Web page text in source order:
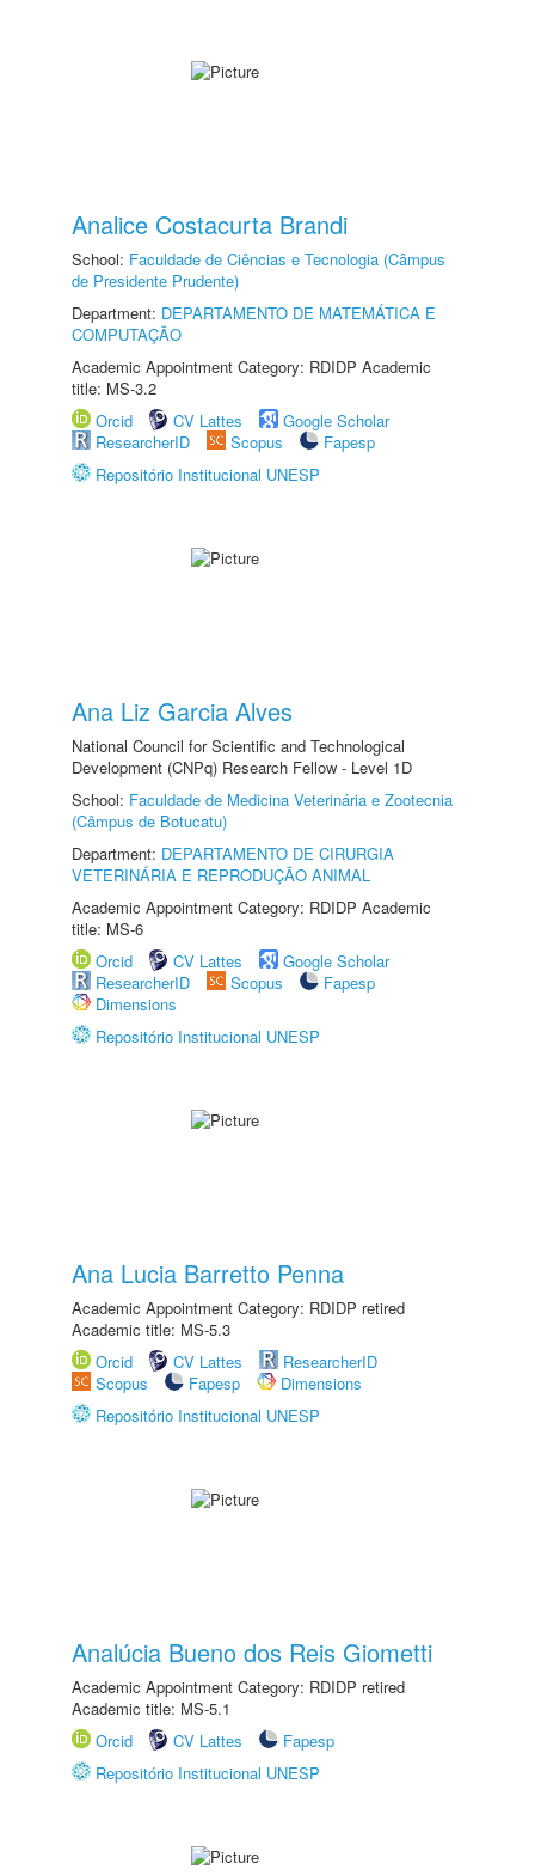
Analice Costacurta Brandi
School: Faculdade de Ciências e Tecnologia (Câmpus
de Presidente Prudente)
Department: DEPARTAMENTO DE MATEMÁTICA E
COMPUTAÇÃO
Academic Appointment Category: RDIDP Academic
title: MS-3.2
Orcid
CV Lattes
Google Scholar
ResearcherID
Scopus
Fapesp
Repositório Institucional UNESP
Ana Liz Garcia Alves
National Council for Scientific and Technological
Development (CNPq) Research Fellow - Level 1D
School: Faculdade de Medicina Veterinária e Zootecnia
(Câmpus de Botucatu)
Department: DEPARTAMENTO DE CIRURGIA
VETERINÁRIA E REPRODUÇÃO ANIMAL
Academic Appointment Category: RDIDP Academic
title: MS-6
Orcid
CV Lattes
Google Scholar
ResearcherID
Scopus
Fapesp
Dimensions
Repositório Institucional UNESP
Ana Lucia Barretto Penna
Academic Appointment Category: RDIDP retired
Academic title: MS-5.3
Orcid
CV Lattes
ResearcherID
Scopus
Fapesp
Dimensions
Repositório Institucional UNESP
Analúcia Bueno dos Reis Giometti
Academic Appointment Category: RDIDP retired
Academic title: MS-5.1
Orcid
CV Lattes
Fapesp
Repositório Institucional UNESP